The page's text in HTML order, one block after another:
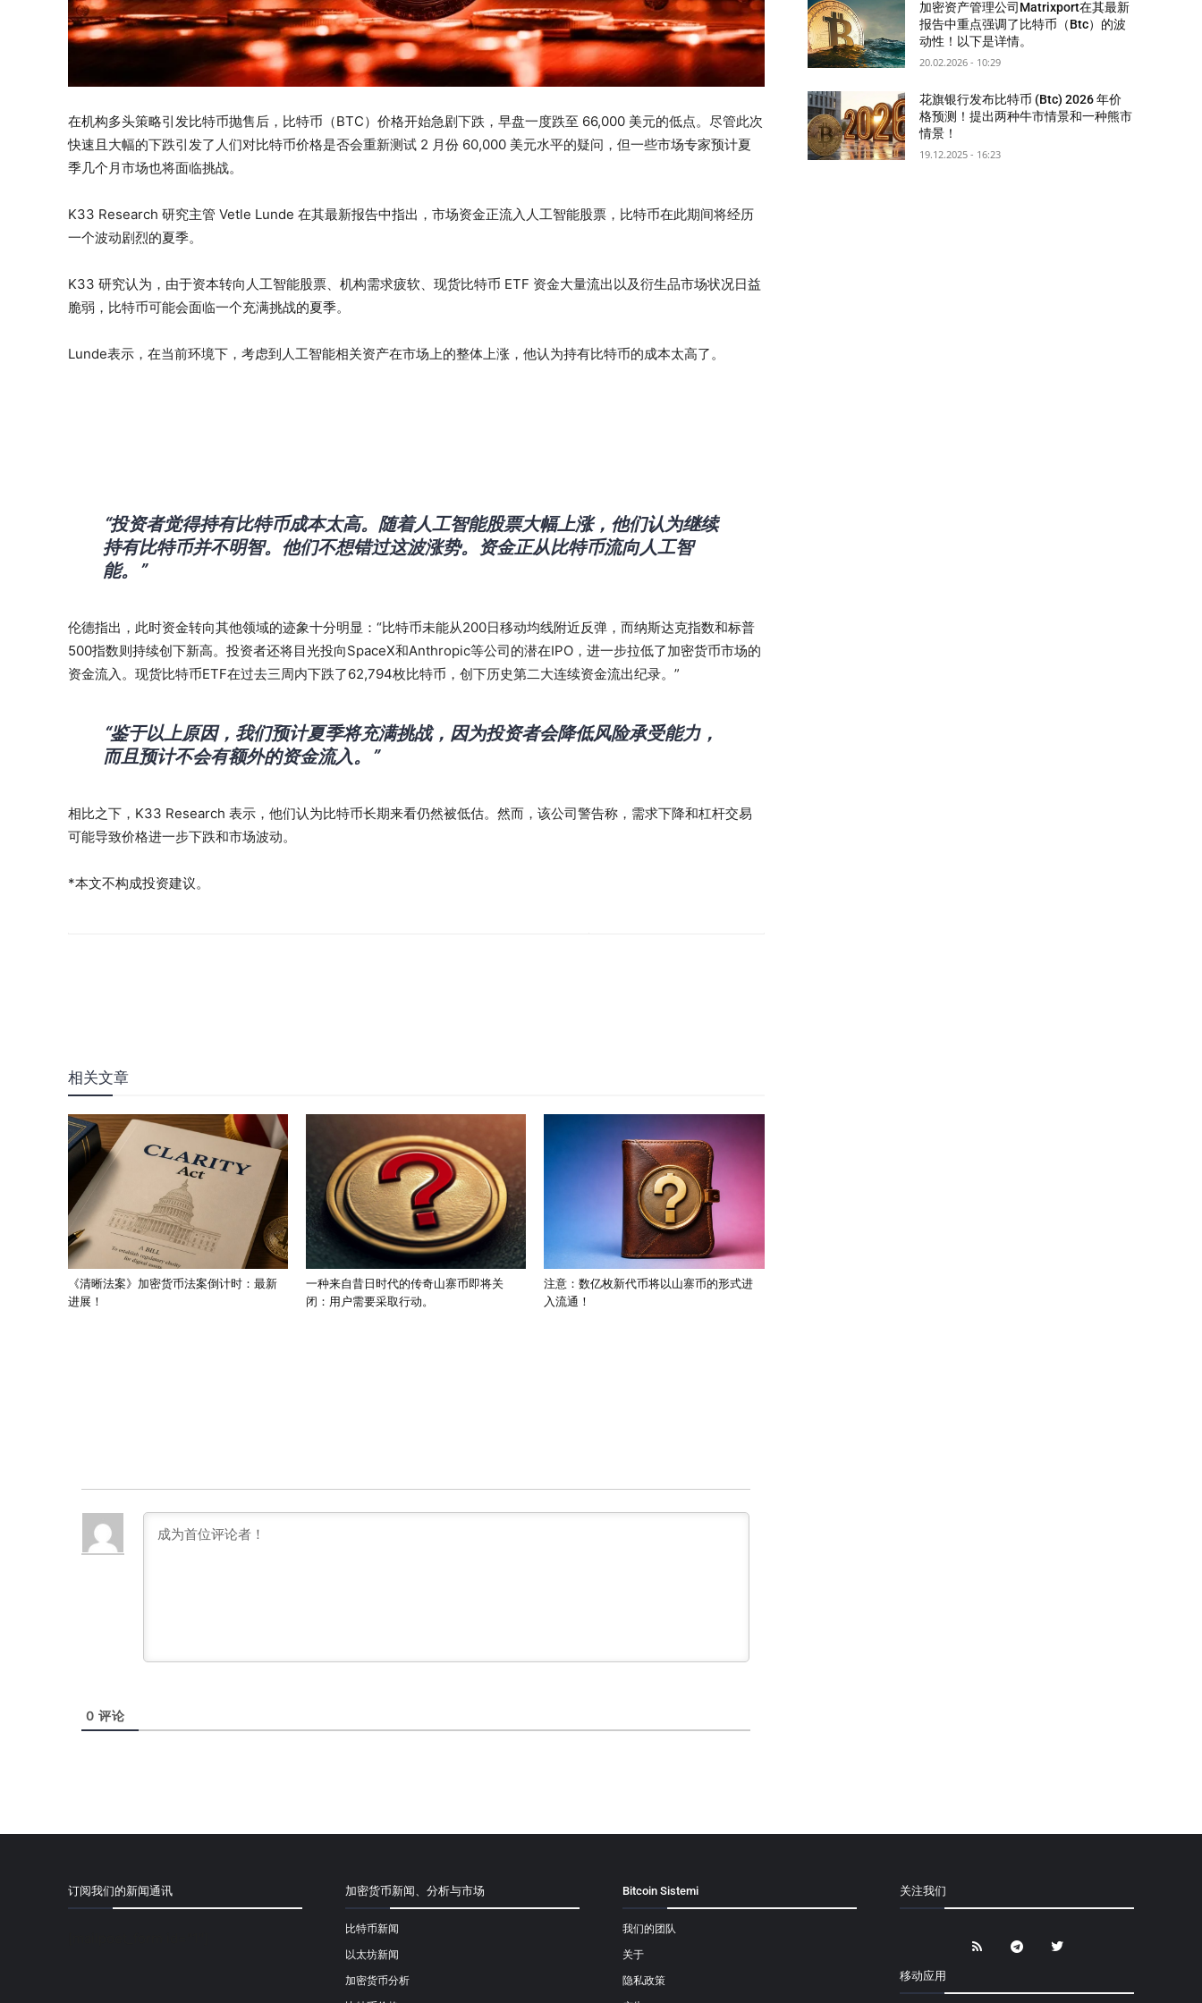
在机构多头策略引发比特币抛售后，比特币（BTC）价格开始急剧下跌，早盘一度跌至 66,000 美元的低点。尽管此次
快速且大幅的下跌引发了人们对比特币价格是否会重新测试 2 月份 60,000 美元水平的疑问，但一些市场专家预计夏
季几个月市场也将面临挑战。
K33 Research 研究主管 Vetle Lunde 在其最新报告中指出，市场资金正流入人工智能股票，比特币在此期间将经历
一个波动剧烈的夏季。
K33 研究认为，由于资本转向人工智能股票、机构需求疲软、现货比特币 ETF 资金大量流出以及衍生品市场状况日益
脆弱，比特币可能会面临一个充满挑战的夏季。
Lunde表示，在当前环境下，考虑到人工智能相关资产在市场上的整体上涨，他认为持有比特币的成本太高了。
“投资者觉得持有比特币成本太高。随着人工智能股票大幅上涨，他们认为继续
持有比特币并不明智。他们不想错过这波涨势。资金正从比特币流向人工智
能。”
伦德指出，此时资金转向其他领域的迹象十分明显：“比特币未能从200日移动均线附近反弹，而纳斯达克指数和标普
500指数则持续创下新高。投资者还将目光投向SpaceX和Anthropic等公司的潜在IPO，进一步拉低了加密货币市场的
资金流入。现货比特币ETF在过去三周内下跌了62,794枚比特币，创下历史第二大连续资金流出纪录。”
“鉴于以上原因，我们预计夏季将充满挑战，因为投资者会降低风险承受能力，
而且预计不会有额外的资金流入。”
相比之下，K33 Research 表示，他们认为比特币长期来看仍然被低估。然而，该公司警告称，需求下降和杠杆交易
可能导致价格进一步下跌和市场波动。
*本文不构成投资建议。
相关文章
《清晰法案》加密货币法案倒计时：最新
进展！
一种来自昔日时代的传奇山寨币即将关
闭：用户需要采取行动。
注意：数亿枚新代币将以山寨币的形式进
入流通！
0 评论
加密资产管理公司Matrixport在其最新
报告中重点强调了比特币（Btc）的波
动性！以下是详情。
20.02.2026 - 10:29
花旗银行发布比特币 (Btc) 2026 年价
格预测！提出两种牛市情景和一种熊市
情景！
19.12.2025 - 16:23
订阅我们的新闻通讯 加密货币新闻、分析与市场
比特币新闻
以太坊新闻
加密货币分析
Bitcoin Sistemi
我们的团队
关于
隐私政策
关注我们
移动应用